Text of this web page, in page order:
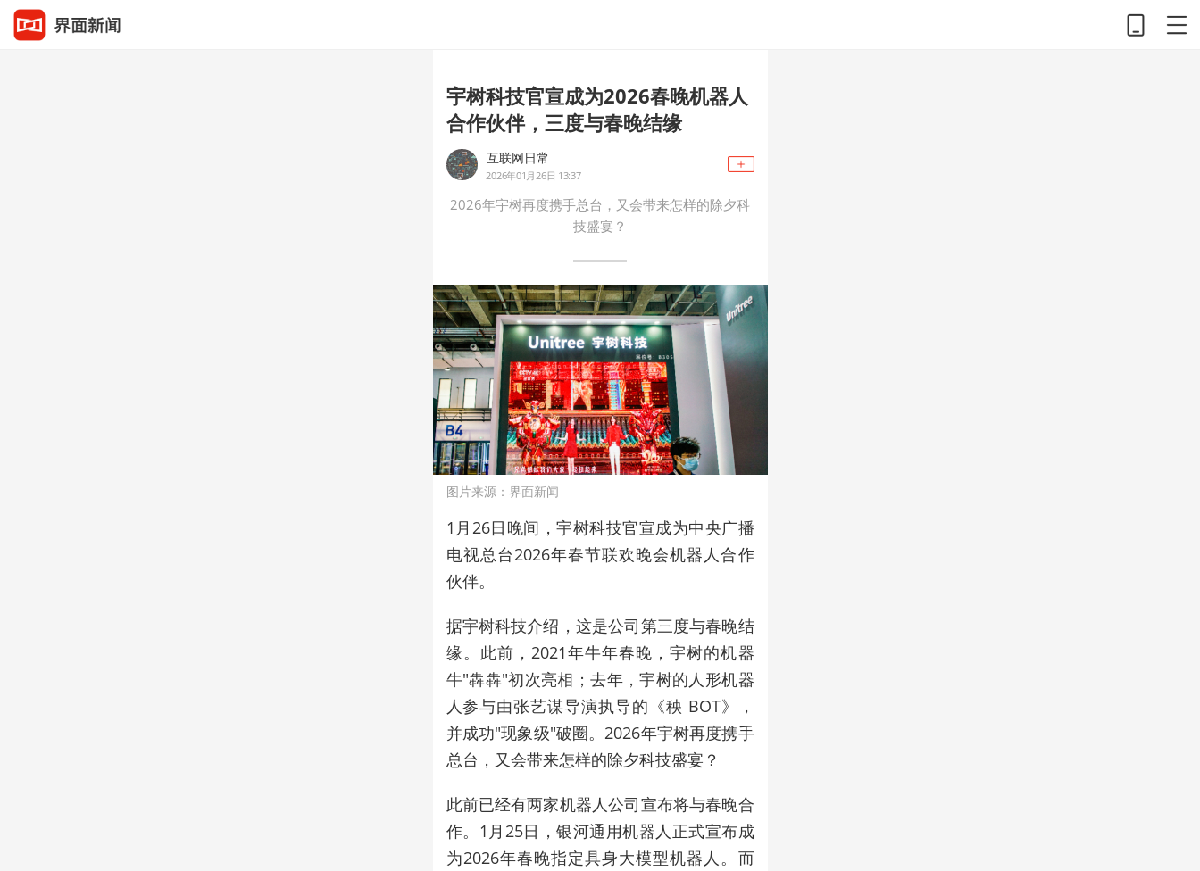
宇树科技官宣成为2026春晚机器人
合作伙伴，三度与春晚结缘
互联网日常
2026年01月26日 13:37
2026年宇树再度携手总台，又会带来怎样的除夕科
技盛宴？
图片来源：界面新闻
1 月 26日晚间，宇树科技官宣成为中央广播
电视总台2026年春节联欢晚会机器人合作
伙伴。
据宇树科技介绍，这是公司第三度与春晚结
缘。此前， 2021年牛年春晚，宇树的机器
牛"犇犇"初次亮相；去年，宇树的人形机器
人参与由张艺谋导演执导的《秧 BOT》，
并成功"现象级"破圈。 2026年宇树再度携手
总台，又会带来怎样的除夕科技盛宴？
此前已经有两家机器人公司宣布将与春晚合
作。
1 月 25日， 银河通用机器人 正式宣布成
为2026年春晚指定具身大模型机器人。而